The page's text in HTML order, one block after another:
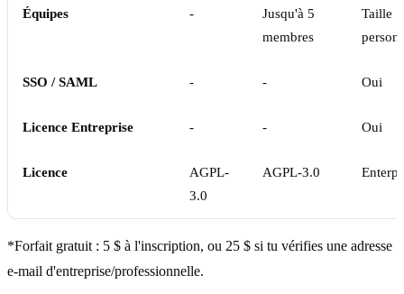
Équipes -
Jusqu'à 5
membres
Taille
SSO / SAML - - Oui
Licence Entreprise - - Oui
Licence
AGPL-
3.0
AGPL-3.0
*Forfait gratuit : 5 $ à l'inscription, ou 25 $ si tu vérifies une adresse
e-mail d'entreprise/professionnelle.